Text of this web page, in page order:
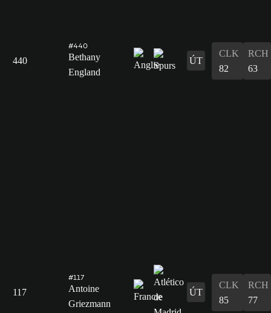
440
#440
Bethany
England
ÚT
CLK
82
RCH
63
117
#117
Antoine
Griezmann
ÚT
CLK
85
RCH
77